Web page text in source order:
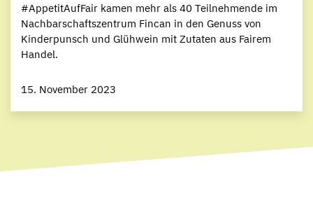
#AppetitAufFair kamen mehr als 40 Teilnehmende im
Nachbarschaftszentrum Fincan in den Genuss von
Kinderpunsch und Glühwein mit Zutaten aus Fairem
Handel.
15. November 2023